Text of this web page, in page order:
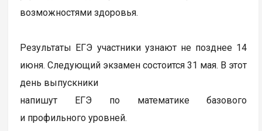
возможностями здоровья.
Результаты ЕГЭ участники узнают не позднее 14
июня. Следующий экзамен состоится 31 мая. В этот
день выпускники
напишут ЕГЭ по математике базового
и профильного уровней.